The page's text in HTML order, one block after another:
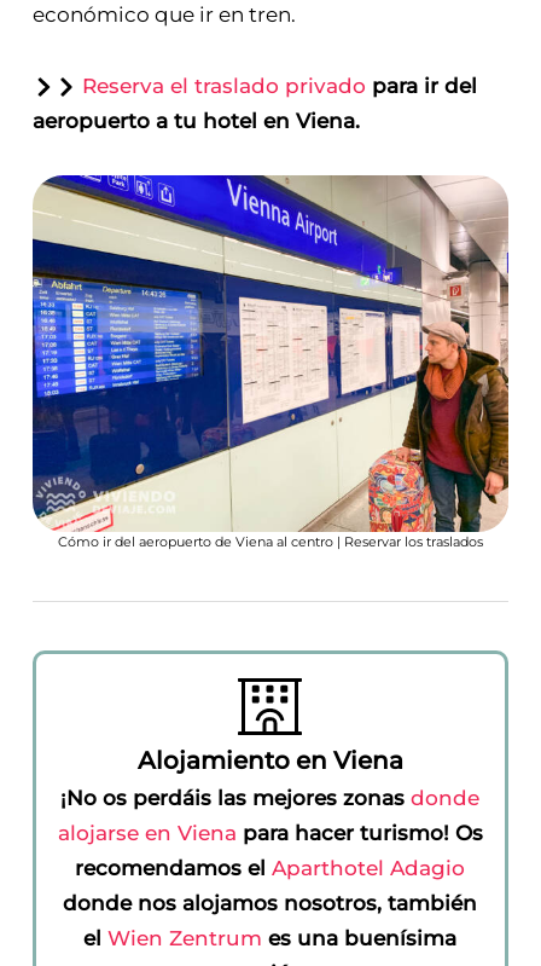
económico que ir en tren.
Reserva el traslado privado para ir del
aeropuerto a tu hotel en Viena.
Cómo ir del aeropuerto de Viena al centro | Reservar los traslados
Alojamiento en Viena
¡No os perdáis las mejores zonasdonde
alojarse en Viena para hacer turismo! Os
recomendamos elAparthotel Adagio
donde nos alojamos nosotros, también
elWien Zentrum es una buenísima